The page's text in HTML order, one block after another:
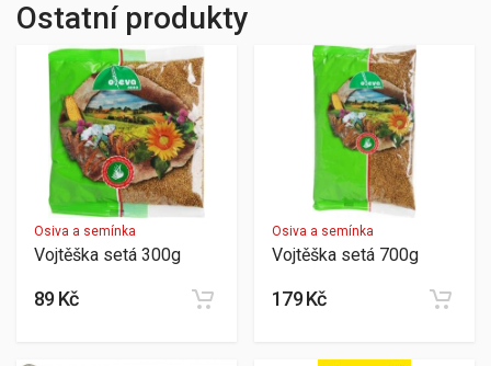
Ostatní produkty
Osiva a semínka
Vojtěška setá 300g
89 Kč
Osiva a semínka
Vojtěška setá 700g
179 Kč